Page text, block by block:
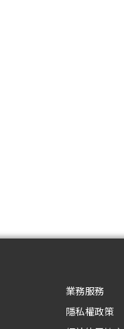
業務服務
隱私權政策